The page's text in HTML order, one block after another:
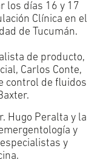
los días 16 y 17
Clínica en el
de Tucumán.
de producto,
Carlos Conte,
control de fluidos
Hugo Peralta y la
y
y